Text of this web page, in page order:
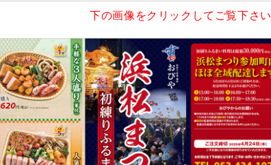
下の画像をクリックしてご覧下さい